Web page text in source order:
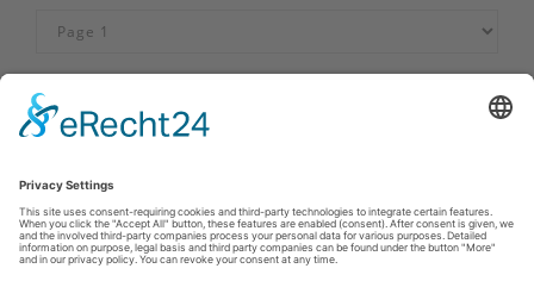
Imprint|Privacy policy|Declaration of accessibility|Contact us